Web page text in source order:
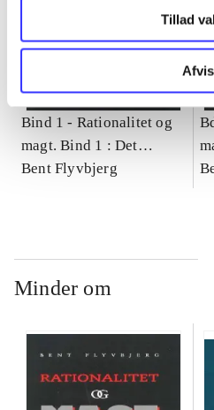
Tillad
Afvis
Bind 1 - Rationalitet og
magt. Bind 1 : Det
konkretes videnskab
Bent Flyvbjerg
Minder om